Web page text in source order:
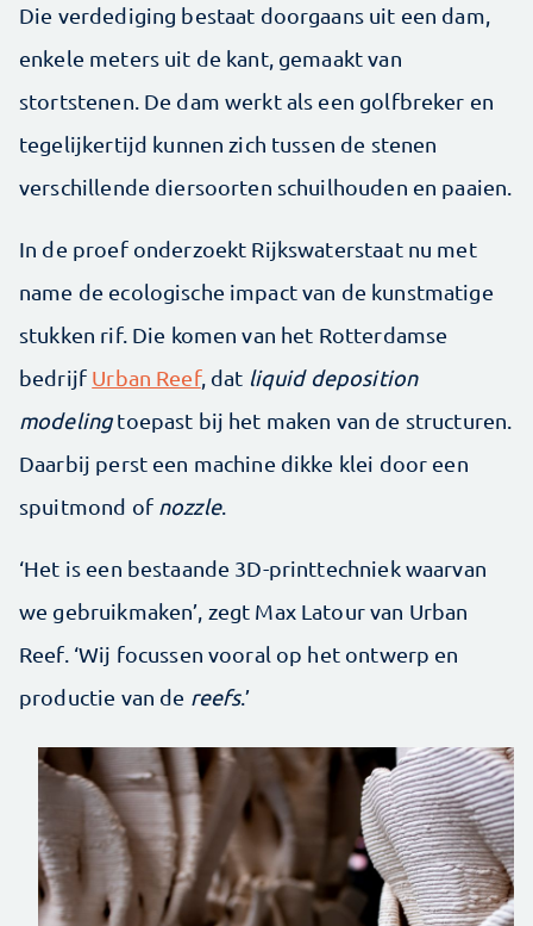
Die verdediging bestaat doorgaans uit een dam,
enkele meters uit de kant, gemaakt van
stortstenen. De dam werkt als een golfbreker en
tegelijkertijd kunnen zich tussen de stenen
verschillende diersoorten schuilhouden en paaien.
In de proef onderzoekt Rijkswaterstaat nu met
name de ecologische impact van de kunstmatige
stukken rif. Die komen van het Rotterdamse
bedrijf Urban Reef, dat liquid deposition
modelingtoepast bij het maken van de structuren.
Daarbij perst een machine dikke klei door een
spuitmond of nozzle.
‘Het is een bestaande 3D-printtechniek waarvan
we gebruikmaken’, zegt Max Latour van Urban
Reef. ‘Wij focussen vooral op het ontwerp en
productie van de reefs.’